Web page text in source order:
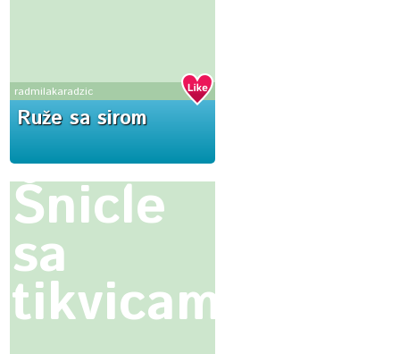
radmilakaradzic
Ruže sa sirom
Šnicle
sa
tikvicama